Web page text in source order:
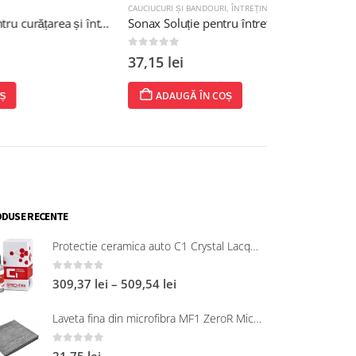
SONAX Soluție pentru curățarea și întreținerea jantelor 750 ml
CAUCIUCURI ȘI BANDOURI,ÎNTREȚINERE PLASTIC
Sonax Soluție pentru întreținerea suprafețelor din plastic
ADAUGĂ ÎN COȘ
RECENTE
Protectie ceramica auto C1 Crystal Lacquer
0 out of 5
309,37 lei – 509,54 lei
Laveta fina din microfibra MF1 ZeroR Microfibre
0 out of 5